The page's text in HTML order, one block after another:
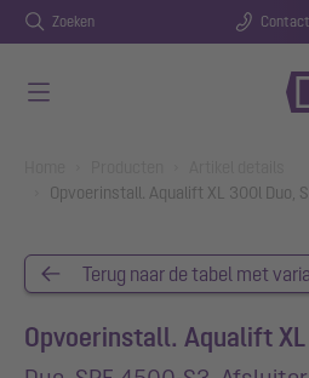
Zoeken Contact
Opvoerinstall. Aqualift XL 300l Duo,
Terug naar de tabel met
Opvoerinstall. Aqualift